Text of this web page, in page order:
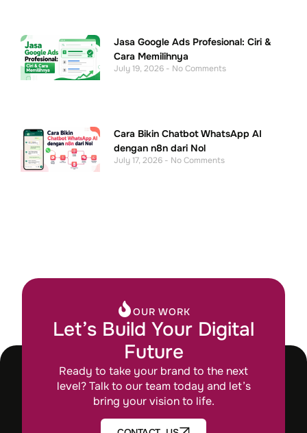
Future
Ready to take your brand to the next
level? Talk to our team today and let’s
©2026 All rights reserved. By Mixist